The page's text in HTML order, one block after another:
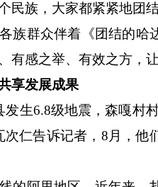
民族，大家都紧紧地团
族群众伴着《团结的
感之举、有效之方，
享发展成果
生6.8级地震，森嘎村
次仁告诉记者，8月，